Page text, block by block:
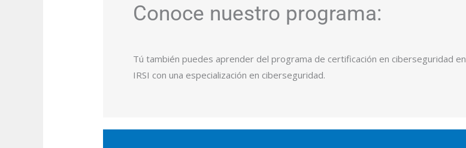
Conoce nuestro programa:
Tú también puedes aprender del programa de certificación en ciberseguridad en
IRSI​ con una especialización en ciberseguridad.